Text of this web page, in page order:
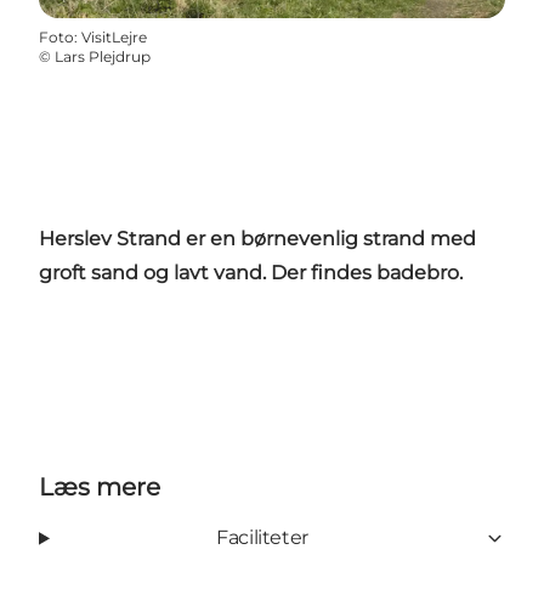
Foto: VisitLejre
© Lars Plejdrup
Herslev Strand er en børnevenlig strand med
groft sand og lavt vand. Der findes badebro.
Læs mere
Faciliteter